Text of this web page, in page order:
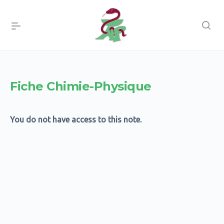
Fiche Chimie-Physique
You do not have access to this note.